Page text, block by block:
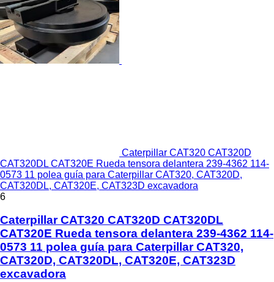
Caterpillar CAT320 CAT320D
CAT320DL CAT320E Rueda tensora delantera 239-4362 114-
0573 11 polea guía para Caterpillar CAT320, CAT320D,
CAT320DL, CAT320E, CAT323D excavadora
6
Caterpillar CAT320 CAT320D CAT320DL
CAT320E Rueda tensora delantera 239-4362 114-
0573 11 polea guía para Caterpillar CAT320,
CAT320D, CAT320DL, CAT320E, CAT323D
excavadora